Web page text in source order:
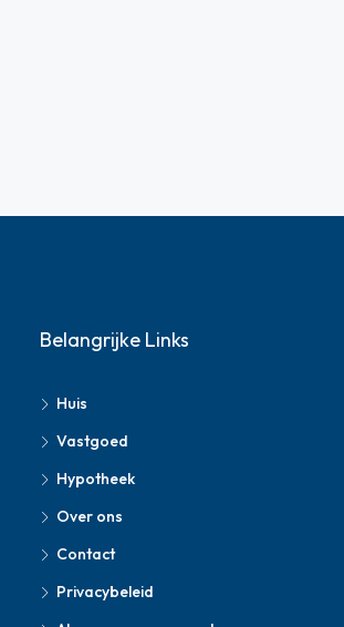
Belangrijke Links
Huis
Vastgoed
Hypotheek
Over ons
Contact
Privacybeleid